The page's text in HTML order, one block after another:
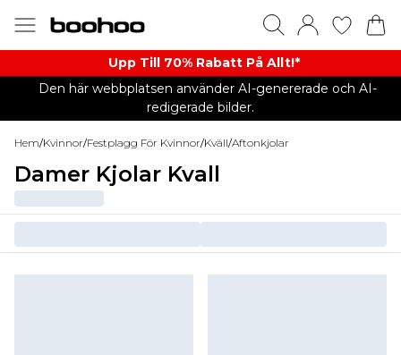
Upp Till 70% Rabatt På Allt!*
Den här webbplatsen använder AI-genererade och AI-
redigerade bilder.
Hem/Kvinnor/Festplagg För Kvinnor/Kväll/Aftonkjolar
Damer Kjolar Kvall